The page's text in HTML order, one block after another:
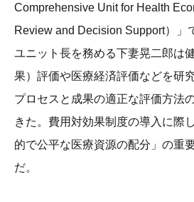
Comprehensive Unit for Health
Review and Decision Support）」
ユニット長を務める下妻晃二郎は
果）評価や医療経済評価などを研
プロセスと成果の適正な評価方法
きた。費用対効果制度の導入に際
的で公平な医療資源の配分」の重
だ。